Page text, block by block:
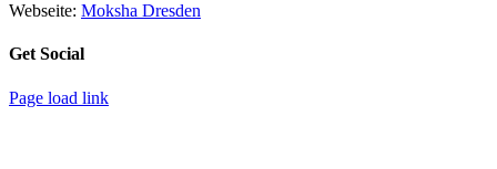
Webseite: Moksha Dresden
Get Social
Page load link